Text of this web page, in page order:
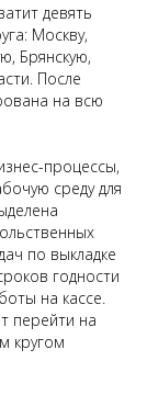
девять
Москву,
Брянскую,
После
на всю
процессы,
среду для
по выкладке
годности
на кассе.
перейти на
кругом